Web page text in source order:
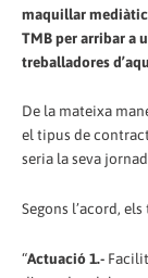
maquillar
TMB per arribar a
treballadores
De la mateixa
el tipus de
seria la seva
Segons l’acord,
“Actuació 1.-